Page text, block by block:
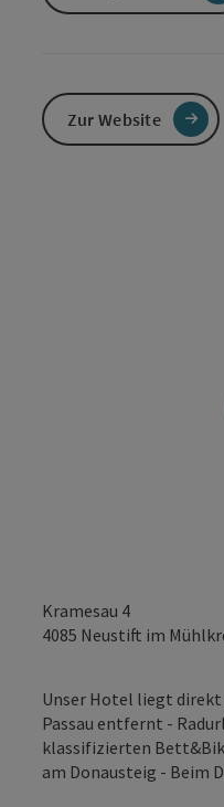
Kramesau 4
4085 Neustift im
Unser Hotel liegt direkt
Passau entfernt -
klassifizierten
am Donausteig - Beim
Zur Website